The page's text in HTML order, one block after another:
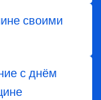
своими
с днём